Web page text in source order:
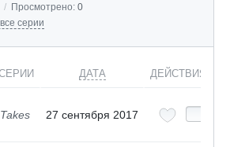
/ Просмотрено: 0
серии
ДАТА ДЕЙСТВИЯ
27 сентября 2017